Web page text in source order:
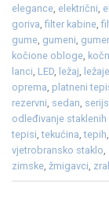
elegance, električni,
goriva,filter kabine,
gume, gumeni,
kočione obloge,
lanci, LED, ležaj,
oprema, platneni
rezervni, sedan,
odleđivanje staklenih
tepisi,tekućina,tepih
vjetrobransko staklo,
zimske, žmigavci,